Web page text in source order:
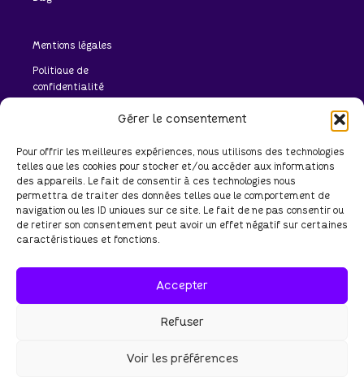
Gérer le consentement
Pour offrir les meilleures expériences, nous utilisons des technologies
telles que les cookies pour stocker et/ou accéder aux informations
des appareils. Le fait de consentir à ces technologies nous
permettra de traiter des données telles que le comportement de
navigation ou les ID uniques sur ce site. Le fait de ne pas consentir ou
de retirer son consentement peut avoir un effet négatif sur certaines
caractéristiques et fonctions.
Accepter
Refuser
Voir les préférences
Mentions légales
Politique de
confidentialité
Discutons de votre
projet ensemble
Parlons de vous
Copyright – 2026 – Perroquet – SARL au capital de 50 000 € – SIREN